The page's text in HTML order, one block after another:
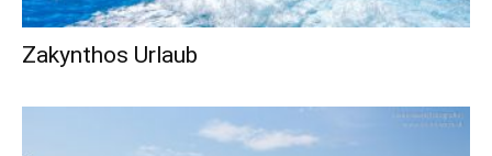
Zakynthos Urlaub